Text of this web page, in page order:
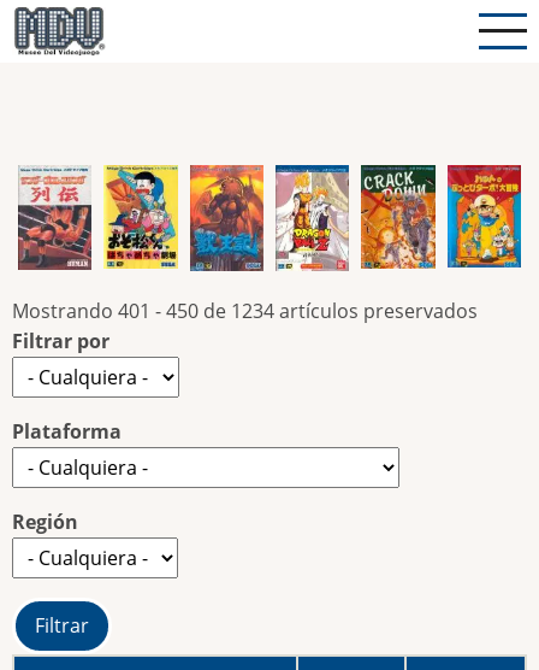
Pasar
al
Mostrando 401 - 450 de 1234 artículos preservados
Filtrar por
Plataforma
Región